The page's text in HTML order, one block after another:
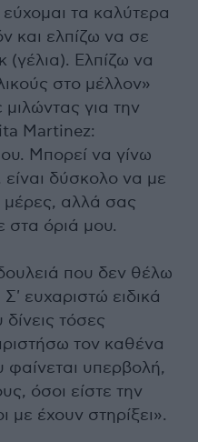
τα καλύτερα
και ελπίζω να σε
(γέλια). Ελπίζω να
στο μέλλον»
μιλώντας για την
Martinez:
Μπορεί να γίνω
δύσκολο να με
μέρες, αλλά σας
στα όριά μου.
που δεν θέλω
ευχαριστώ ειδικά
τόσες
τον καθένα
φαίνεται υπερβολή,
όσοι είστε την
έχουν στηρίξει».